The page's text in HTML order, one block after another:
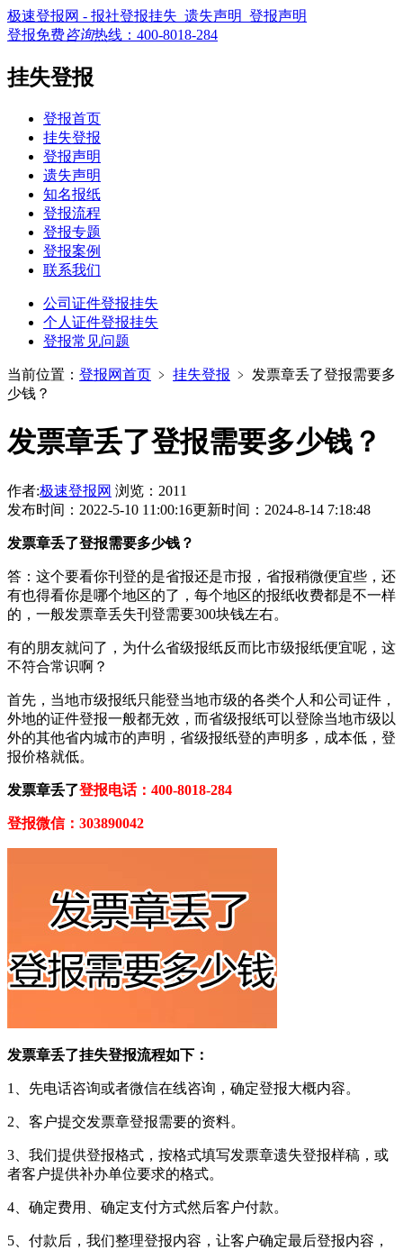
极速登报网 - 报社登报挂失_遗失声明_登报声明
登报免费咨询热线： 400-8018-284
挂失登报
登报首页
挂失登报
登报声明
遗失声明
知名报纸
登报流程
登报专题
登报案例
联系我们
公司证件登报挂失
个人证件登报挂失
登报常见问题
当前位置： 登报网首页 ﹥ 挂失登报 ﹥ 发票章丢了登报需要多
少钱？
发票章丢了登报需要多少钱？
作者:极速登报网 浏览：2011
发布时间：2022-5-10 11:00:16更新时间：2024-8-14 7:18:48
发票章丢了登报需要多少钱？
答：这个要看你刊登的是省报还是市报，省报稍微便宜些，还
有也得看你是哪个地区的了，每个地区的报纸收费都是不一样
的，一般发票章丢失刊登需要300块钱左右。
有的朋友就问了，为什么省级报纸反而比市级报纸便宜呢，这
不符合常识啊？
首先，当地市级报纸只能登当地市级的各类个人和公司证件，
外地的证件登报一般都无效，而省级报纸可以登除当地市级以
外的其他省内城市的声明，省级报纸登的声明多，成本低，登
报价格就低。
发票章丢了登报电话：400-8018-284
登报微信：303890042
发票章丢了挂失登报流程如下：
1、先电话咨询或者微信在线咨询，确定登报大概内容。
2、客户提交发票章登报需要的资料。
3、我们提供登报格式，按格式填写发票章遗失登报样稿，或
者客户提供补办单位要求的格式。
4、确定费用、确定支付方式然后客户付款。
5、付款后，我们整理登报内容，让客户确定最后登报内容，